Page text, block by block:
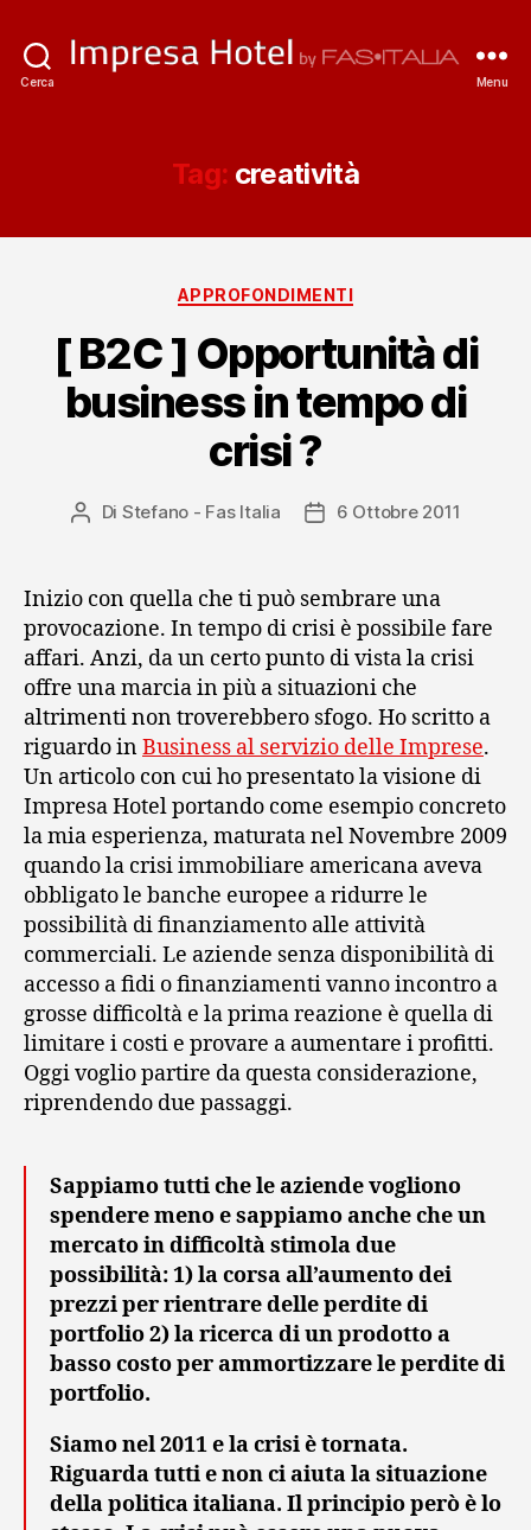
Cerca Menu
Tag: creatività
Categorie
APPROFONDIMENTI
[ B2C ] Opportunità di
business in tempo di
crisi ?
Autore
Di Stefano - Fas Italia
Data6 Ottobre 2011
Inizio con quella che ti può sembrare una
provocazione. In tempo di crisi è possibile fare
affari. Anzi, da un certo punto di vista la crisi
offre una marcia in più a situazioni che
altrimenti non troverebbero sfogo. Ho scritto a
riguardo inBusiness al servizio delle Imprese.
Un articolo con cui ho presentato la visione di
Impresa Hotel portando come esempio concreto
la mia esperienza, maturata nel Novembre 2009
quando la crisi immobiliare americana aveva
obbligato le banche europee a ridurre le
possibilità di finanziamento alle attività
commerciali. Le aziende senza disponibilità di
accesso a fidi o finanziamenti vanno incontro a
grosse difficoltà e la prima reazione è quella di
limitare i costi e provare a aumentare i profitti.
Oggi voglio partire da questa considerazione,
riprendendo due passaggi.
Sappiamo tutti che le aziende vogliono
spendere meno e sappiamo anche che un
mercato in difficoltà stimola due
possibilità: 1) la corsa all’aumento dei
prezzi per rientrare delle perdite di
portfolio 2) la ricerca di un prodotto a
basso costo per ammortizzare le perdite di
portfolio.
Siamo nel 2011 e la crisi è tornata.
Riguarda tutti e non ci aiuta la situazione
della politica italiana. Il principio però è lo